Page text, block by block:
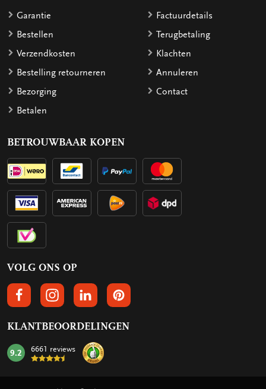
Garantie
Bestellen
Verzendkosten
Bestelling retourneren
Bezorging
Betalen
Factuurdetails
Terugbetaling
Klachten
Annuleren
Contact
BETROUWBAAR KOPEN
VOLG ONS OP
VOLGS ONS OP FACEBOOK
VOLG ONS OP INSTAGRAM
VOLG ONS OP LINKEDIN
VOLG ONS OP PINTEREST
KLANTBEOORDELINGEN
mark:
9.2 6661 reviews